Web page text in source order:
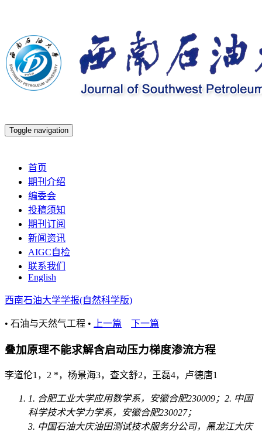
Toggle navigation
首页
期刊介绍
编委会
投稿须知
期刊订阅
新闻资讯
AIGC自检
联系我们
English
西南石油大学学报(自然科学版)
• 石油与天然气工程 • 上一篇 下一篇
叠加原理不能求解含启动压力梯度渗流方程
李道伦1，2 *，杨景海3，查文舒2，王磊4，卢德唐1
1. 合肥工业大学应用数学系，安徽合肥230009；2. 中国
科学技术大学力学系，安徽合肥230027；
3. 中国石油大庆油田测试技术服务分公司，黑龙江大庆